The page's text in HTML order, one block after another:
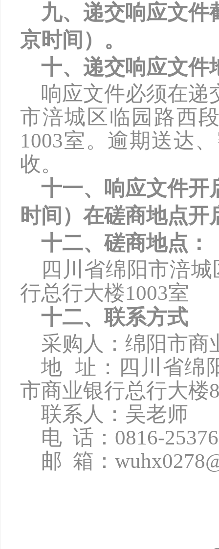
九、递交响应文件
京时间）。
十、递交响应文件
响应文件必须在递
市涪城区临园路西
1003室。逾期送达
收。
十一、响应文件开
时间）在磋商地点开
十二、磋商地点：
四川省绵阳市涪
行总行大楼1003室
十二、联系方式
采购人：绵阳市商
地 址：四川省绵
市商业银行总行大楼
联系人：吴老师
电 话： 0816-
邮 箱：